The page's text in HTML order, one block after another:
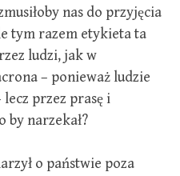
nas do przyjęcia
tym razem etykieta ta
ludzi, jak w
– ponieważ ludzie
lecz przez prasę i
by narzekał?
o państwie poza